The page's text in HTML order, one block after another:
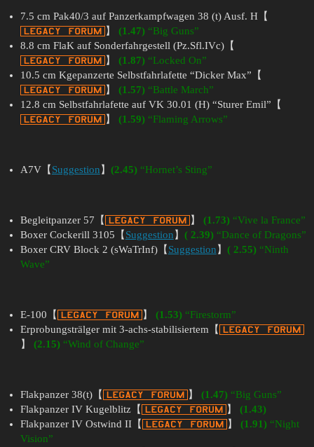
7.5 cm Pak40/3 auf Panzerkampfwagen 38 (t) Ausf. H【
】 (1.47)“Big Guns”
8.8 cm FlaK auf Sonderfahrgestell (Pz.Sfl.IVc)【
】 (1.87)“Locked On”
10.5 cm Kgepanzerte Selbstfahrlafette “Dicker Max”【
】 (1.57)“Battle March”
12.8 cm Selbstfahrlafette auf VK 30.01 (H) “Sturer Emil”【
】 (1.59)“Flaming Arrows”
A7V【 Suggestion 】 (2.45)“Hornet’s Sting”
Begleitpanzer 57【 】 (1.73)“Vive la France”
Boxer Cockerill 3105【 Suggestion 】 ( 2.39)“Dance of Dragons”
Boxer CRV Block 2 (sWaTrInf)【 Suggestion 】 ( 2.55)“Ninth
Wave”
E-100【 】 (1.53)“Firestorm”
Erprobungsträlger mit 3-achs-stabilisiertem【
】 (2.15)“Wind of Change”
Flakpanzer 38(t)【 】 (1.47)“Big Guns”
Flakpanzer IV Kugelblitz【
】 (1.43)
Flakpanzer IV Ostwind II【
】 (1.91)“Night
Vision”